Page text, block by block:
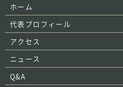
ホーム
代表プロフィール
アクセス
ニュース
Q&A